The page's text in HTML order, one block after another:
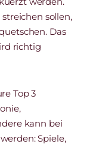
sollen,
Das
richtig
Top 3
kann bei
Spiele,